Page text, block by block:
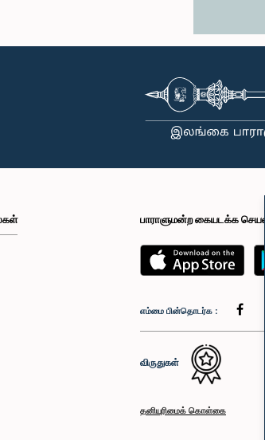
பாராளுமன்ற கையடக்க செயலி
எம்மை பின்தொடர்க :
விருதுகள்
தனியுரிமைக் கொள்கை